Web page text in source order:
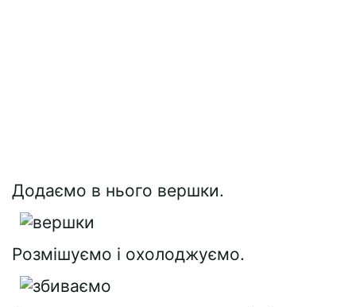
Додаємо в нього вершки.
Розмішуємо і охолоджуємо.